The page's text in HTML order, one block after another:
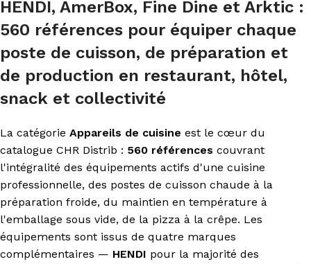
HENDI, AmerBox, Fine Dine et Arktic :
560 références pour équiper chaque
poste de cuisson, de préparation et
de production en restaurant, hôtel,
snack et collectivité
La catégorie Appareils de cuisine est le cœur du
catalogue CHR Distrib : 560 références couvrant
l'intégralité des équipements actifs d'une cuisine
professionnelle, des postes de cuisson chaude à la
préparation froide, du maintien en température à
l'emballage sous vide, de la pizza à la crêpe. Les
équipements sont issus de quatre marques
complémentaires — HENDI pour la majorité des